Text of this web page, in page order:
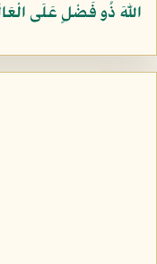
اللّهَ ذُو فَضْلٍ عَلَى